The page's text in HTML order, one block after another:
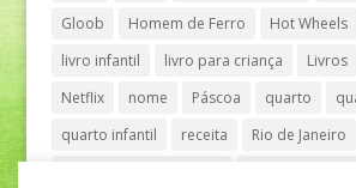
Gloob
Homem de Ferro Hot Wheels
livro infantil
livro para criança Livros
Netflix
nome Páscoa quarto
quarto infantil
receita
Rio de Janeiro
Shopping Vila